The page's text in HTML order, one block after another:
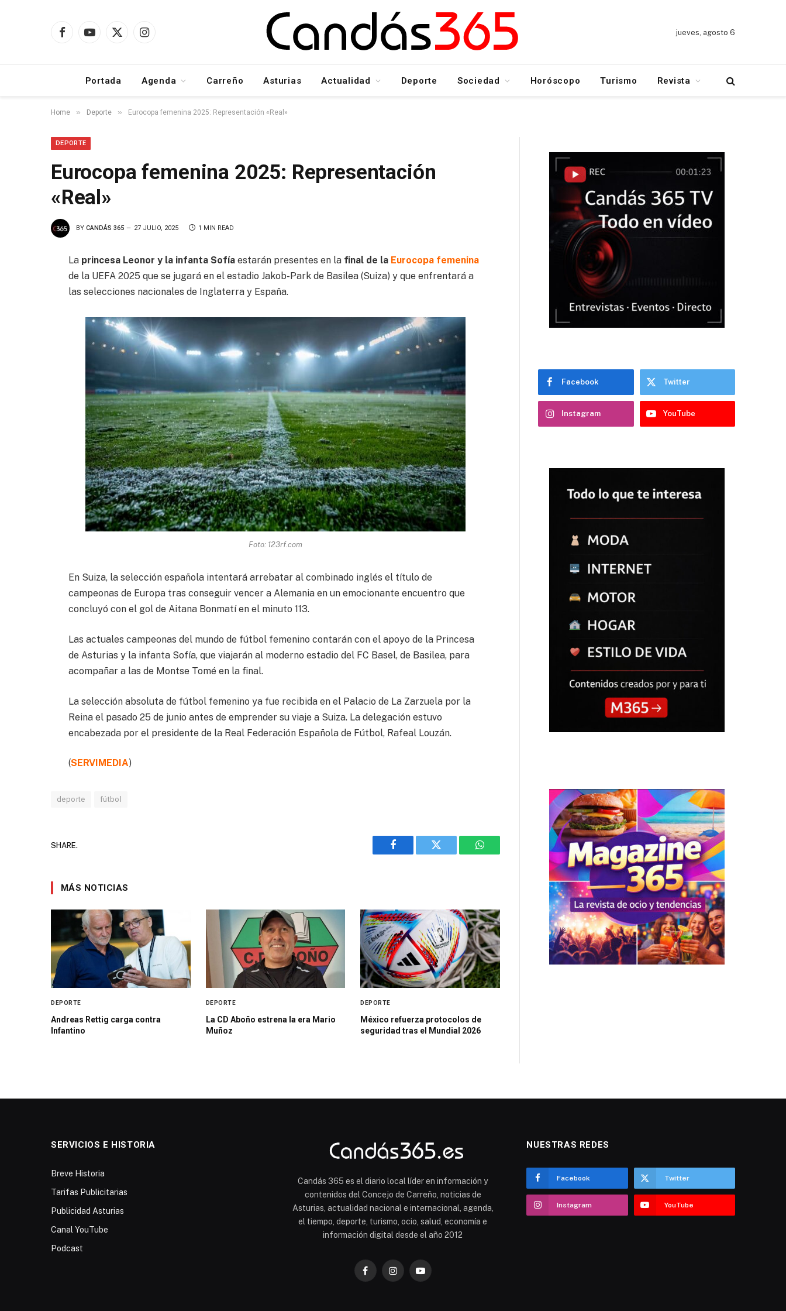
FacebookYouTube
X
Instagram
jueves, agosto 6
Portada Agenda Carreño Asturias Actualidad Deporte Sociedad Horóscopo Turismo Revista
Home » Deporte » Eurocopa femenina 2025: Representación «Real»
DEPORTE
Eurocopa femenina 2025: Representación
«Real»
BY CANDÁS 365 27 JULIO, 2025 1 MIN READ
La princesa Leonor y la infanta Sofía estarán presentes en la final de la Eurocopa femenina
de la UEFA 2025 que se jugará en el estadio Jakob-Park de Basilea (Suiza) y que enfrentará a
las selecciones nacionales de Inglaterra y España.
Foto: 123rf.com
En Suiza, la selección española intentará arrebatar al combinado inglés el título de
campeonas de Europa tras conseguir vencer a Alemania en un emocionante encuentro que
concluyó con el gol de Aitana Bonmatí en el minuto 113.
Las actuales campeonas del mundo de fútbol femenino contarán con el apoyo de la Princesa
de Asturias y la infanta Sofía, que viajarán al moderno estadio del FC Basel, de Basilea, para
acompañar a las de Montse Tomé en la final.
La selección absoluta de fútbol femenino ya fue recibida en el Palacio de La Zarzuela por la
Reina el pasado 25 de junio antes de emprender su viaje a Suiza. La delegación estuvo
encabezada por el presidente de la Real Federación Española de Fútbol, Rafeal Louzán.
(SERVIMEDIA)
deporte fútbol
SHARE.
Facebook Twitter WhatsApp
MÁS NOTICIAS
DEPORTE
Andreas Rettig carga contra
Infantino
DEPORTE
La CD Aboño estrena la era Mario
Muñoz
DEPORTE
México refuerza protocolos de
seguridad tras el Mundial 2026
Facebook Twitter
Instagram YouTube
SERVICIOS E HISTORIA
Breve Historia
Tarifas Publicitarias
Publicidad Asturias
Canal YouTube
Podcast
Candás 365 es el diario local líder en información y
contenidos del Concejo de Carreño, noticias de
Asturias, actualidad nacional e internacional, agenda,
el tiempo, deporte, turismo, ocio, salud, economía e
información digital desde el año 2012
FacebookInstagramYouTube
NUESTRAS REDES
Facebook Twitter
Instagram YouTube